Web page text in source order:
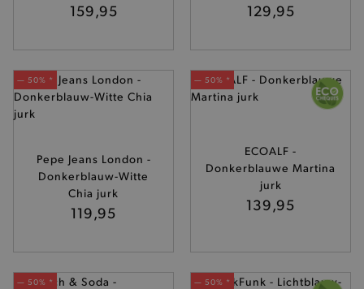
159,95 129,95
— 50% *
Pepe Jeans London -
Donkerblauw-Witte
Chia jurk
119,95
— 50% *
ECOALF -
Donkerblauwe Martina
jurk
139,95
— 50% * — 50% *